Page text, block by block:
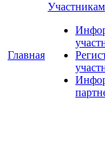
Главная
Участникам